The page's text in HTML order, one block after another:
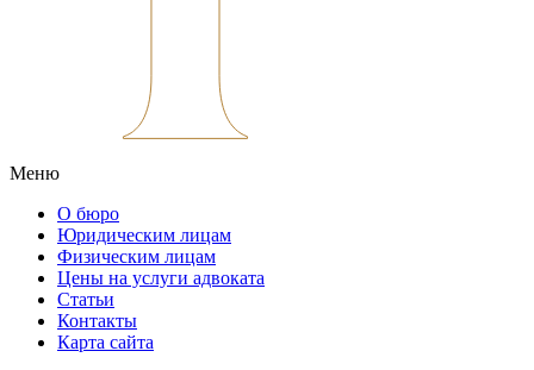
Меню
О бюро
Юридическим лицам
Физическим лицам
Цены на услуги адвоката
Статьи
Контакты
Карта сайта